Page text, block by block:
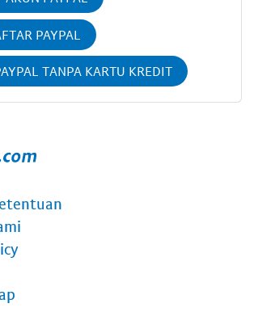
PAYPAL
TANPA KARTU KREDIT